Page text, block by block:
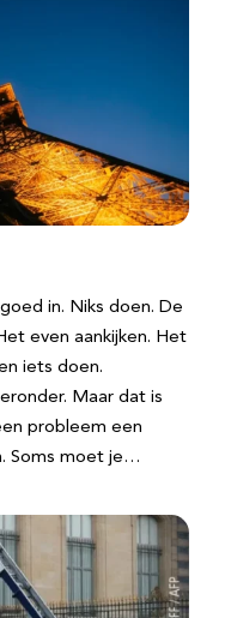
in. Niks doen. De
even aankijken. Het
iets doen.
Maar dat is
probleem een
Soms moet je…